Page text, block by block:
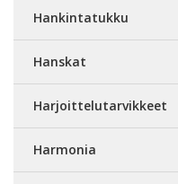
Hankintatukku
Hanskat
Harjoittelutarvikkeet
Harmonia